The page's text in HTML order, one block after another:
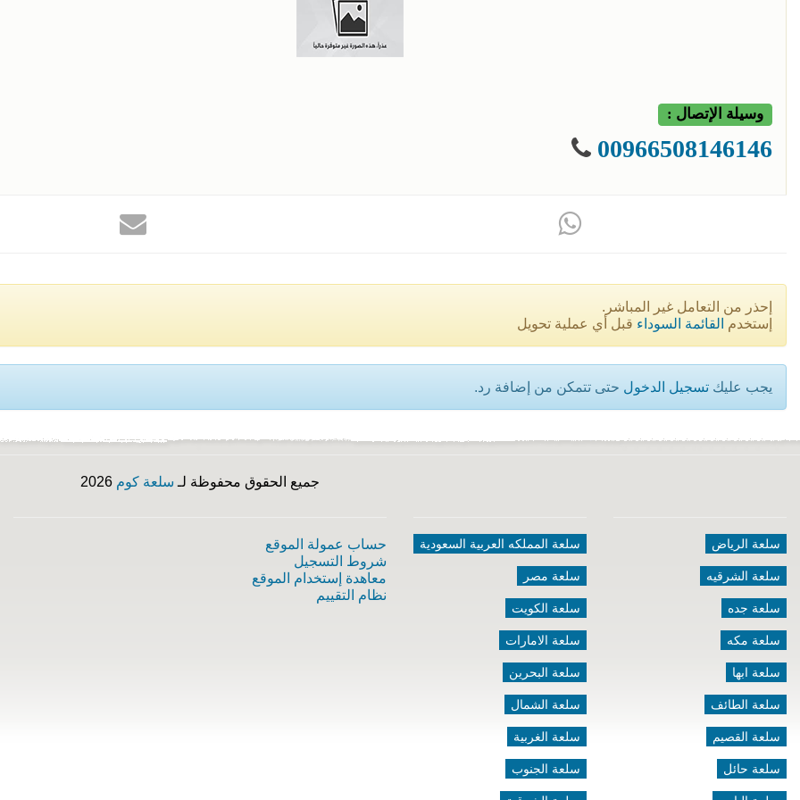
وسيلة الإتصال :
00966508146146
إحذر من التعامل غير المباشر.
إستخدم القائمة السوداء قبل أي عملية تحويل
يجب عليك تسجيل الدخول حتى تتمكن من إضافة رد.
جميع الحقوق محفوظة لـ سلعة كوم
سلعة الرياض
سلعة الشرقيه
سلعة جده
سلعة مكه
سلعة ابها
سلعة الطائف
سلعة القصيم
سلعة حائل
سلعة المملكه العربية السعودية
سلعة مصر
سلعة الكويت
سلعة الامارات
سلعة البحرين
سلعة الشمال
سلعة الغربية
سلعة الجنوب
حساب عمولة الموقع
شروط التسجيل
معاهدة إستخدام الموقع
نظام التقييم